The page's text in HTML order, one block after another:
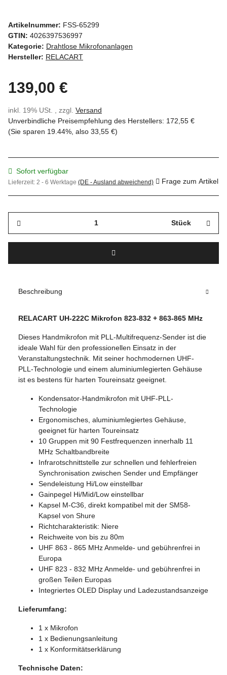
Artikelnummer: FSS-65299
GTIN: 4026397536997
Kategorie: Drahtlose Mikrofonanlagen
Hersteller: RELACART
139,00 €
inkl. 19% USt. , zzgl. Versand
Unverbindliche Preisempfehlung des Herstellers: 172,55 €
(Sie sparen 19.44% , also 33,55 €)
Sofort verfügbar
Lieferzeit: 2 - 6 Werktage (DE - Ausland abweichend) Frage zum Artikel
Stück
Beschreibung
RELACART UH-222C Mikrofon 823-832 + 863-865 MHz
Dieses Handmikrofon mit PLL-Multifrequenz-Sender ist die
ideale Wahl für den professionellen Einsatz in der
Veranstaltungstechnik. Mit seiner hochmodernen UHF-
PLL-Technologie und einem aluminiumlegierten Gehäuse
ist es bestens für harten Toureinsatz geeignet.
Kondensator-Handmikrofon mit UHF-PLL-
Technologie
Ergonomisches, aluminiumlegiertes Gehäuse,
geeignet für harten Toureinsatz
10 Gruppen mit 90 Festfrequenzen innerhalb 11
MHz Schaltbandbreite
Infrarotschnittstelle zur schnellen und fehlerfreien
Synchronisation zwischen Sender und Empfänger
Sendeleistung Hi/Low einstellbar
Gainpegel Hi/Mid/Low einstellbar
Kapsel M-C36, direkt kompatibel mit der SM58-
Kapsel von Shure
Richtcharakteristik: Niere
Reichweite von bis zu 80m
UHF 863 - 865 MHz Anmelde- und gebührenfrei in
Europa
UHF 823 - 832 MHz Anmelde- und gebührenfrei in
großen Teilen Europas
Integriertes OLED Display und Ladezustandsanzeige
Lieferumfang:
1 x Mikrofon
1 x Bedienungsanleitung
1 x Konformitätserklärung
Technische Daten: